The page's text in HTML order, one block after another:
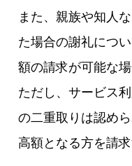
また、親族や知人
た場合の謝礼につ
額の請求が可能な場
ただし、サービス
の二重取りは認め
高額となる方を請